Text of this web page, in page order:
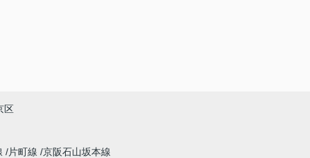
区
片町線 京阪石山坂本線